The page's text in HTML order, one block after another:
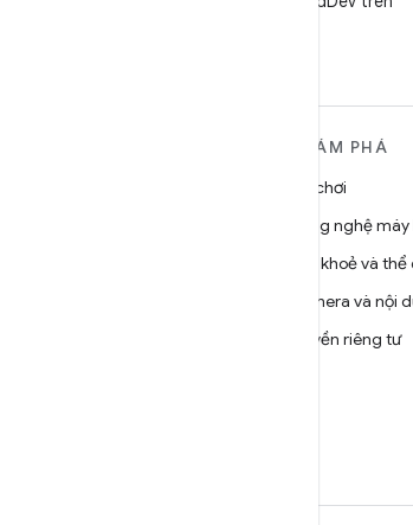
KHÁM PHÁ
Trò chơi
Công nghệ
Sức khoẻ và
Camera và nội
Quyền riêng tư